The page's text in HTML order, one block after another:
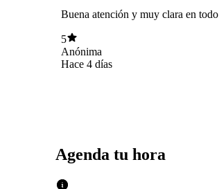
Buena atención y muy clara en todo
5
Anónima
Hace 4 días
Agenda tu hora